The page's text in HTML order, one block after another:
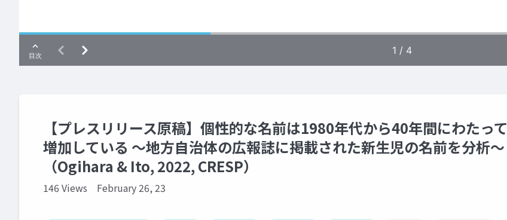
【プレスリリース原稿】個性的な名前は1980年代から40年間にわたって
増加している ～地方自治体の広報誌に掲載された新生児の名前を分析～
（Ogihara & Ito, 2022, CRESP）
146 Views February 26, 23